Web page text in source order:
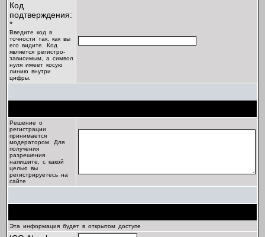
Код
подтверждения:
*
Введите код в
точности так, как вы
его видите. Код
является регистро-
зависимым, а символ
нуля имеет косую
линию внутри
цифры.
Решение о
регистрации
принимается
модератором. Для
получения
разрешения
напишите, с какой
целью вы
регистрируетесь на
сайте
Эта информация будет в открытом доступе